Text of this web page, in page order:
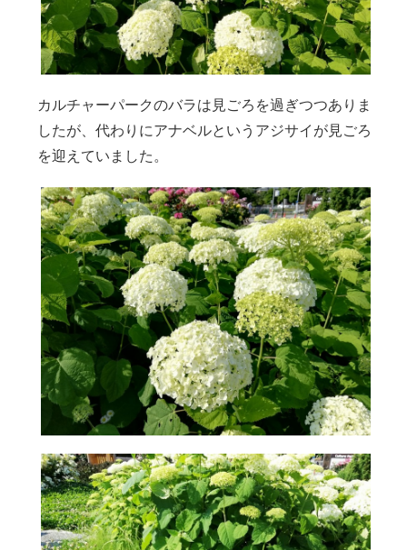
カルチャーパークのバラは見ごろを過ぎつつありま
したが、代わりにアナベルというアジサイが見ごろ
を迎えていました。